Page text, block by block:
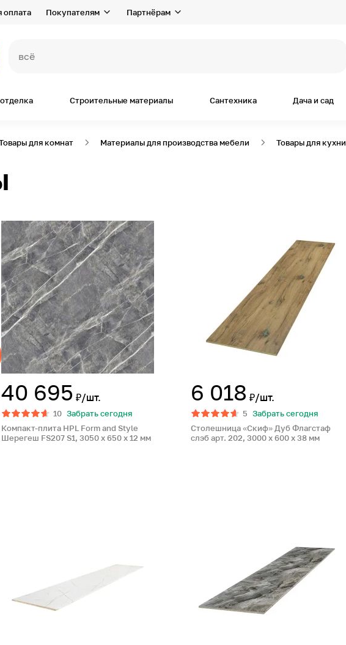
оплата Покупателям Партнёрам
всё для дом
Строительные материалы Сантехника Дача и сад
для комнат Материалы для производства мебели Товары для кухни
40 695 ₽/шт.
10 Забрать сегодня
Компакт-плита HPL Form and Style
Шерегеш FS207 S1, 3050 x 650 x 12 мм
6 018 ₽/шт.
5 Забрать сегодня
Столешница «Скиф» Дуб Флагстаф
слэб арт. 202, 3000 x 600 x 38 мм